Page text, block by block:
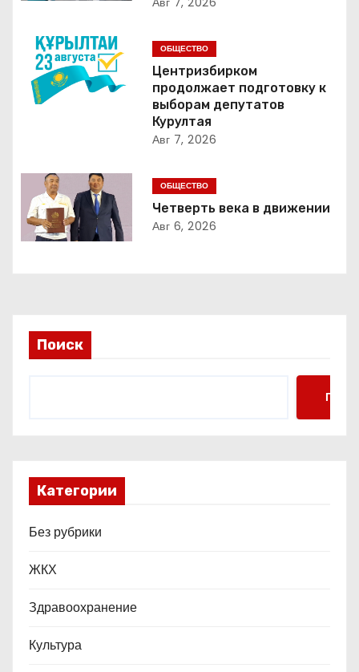
и
я
з
а
с
я
ОБЩЕСТВО
Центризбирком
продолжает подготовку к
выборам депутатов
Курултая
Авг 7, 2026
ОБЩЕСТВО
Четверть века в движении
Авг 6, 2026
Поиск
Поиск
Категории
Без рубрики
ЖКХ
Здравоохранение
Культура